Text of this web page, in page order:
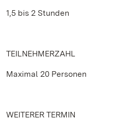
1,5 bis 2 Stunden
TEILNEHMERZAHL
Maximal 20 Personen
WEITERER TERMIN